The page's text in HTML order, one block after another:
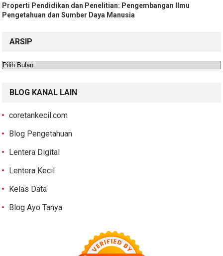
Properti Pendidikan dan Penelitian: Pengembangan Ilmu
Pengetahuan dan Sumber Daya Manusia
ARSIP
Arsip
BLOG KANAL LAIN
coretankecil.com
Blog Pengetahuan
Lentera Digital
Lentera Kecil
Kelas Data
Blog Ayo Tanya